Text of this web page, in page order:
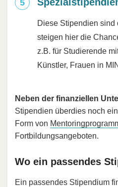
Diese Stipendien sind
steigen hier die
z.B. für Studierende
Künstler, Frauen in
Neben der finanziellen
Stipendien überdies noch
Form von
Fortbildungsangeboten.
Wo ein passendes
Ein passendes Stipendium